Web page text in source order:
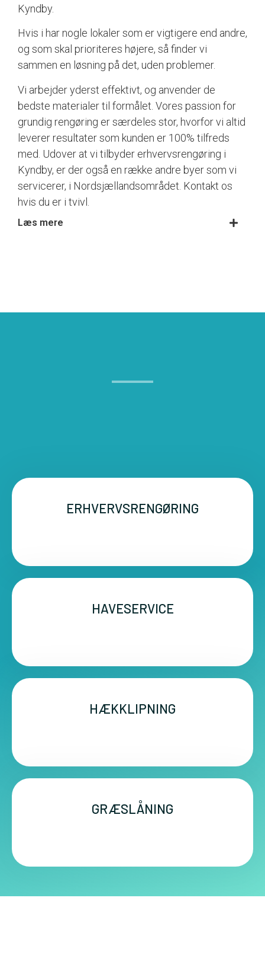
Kyndby.
Hvis i har nogle lokaler som er vigtigere end andre,
og som skal prioriteres højere, så finder vi
sammen en løsning på det, uden problemer.
Vi arbejder yderst effektivt, og anvender de
bedste materialer til formålet. Vores passion for
grundig rengøring er særdeles stor, hvorfor vi altid
leverer resultater som kunden er 100% tilfreds
med. Udover at vi tilbyder erhvervsrengøring i
Kyndby, er der også en række andre byer som vi
servicerer, i Nordsjællandsområdet. Kontakt os
hvis du er i tvivl.
Læs mere
ERHVERVSRENGØRING
HAVESERVICE
HÆKKLIPNING
GRÆSLÅNING